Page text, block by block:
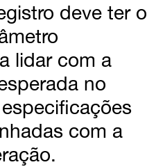
deve ter o
lidar com a
no
com a